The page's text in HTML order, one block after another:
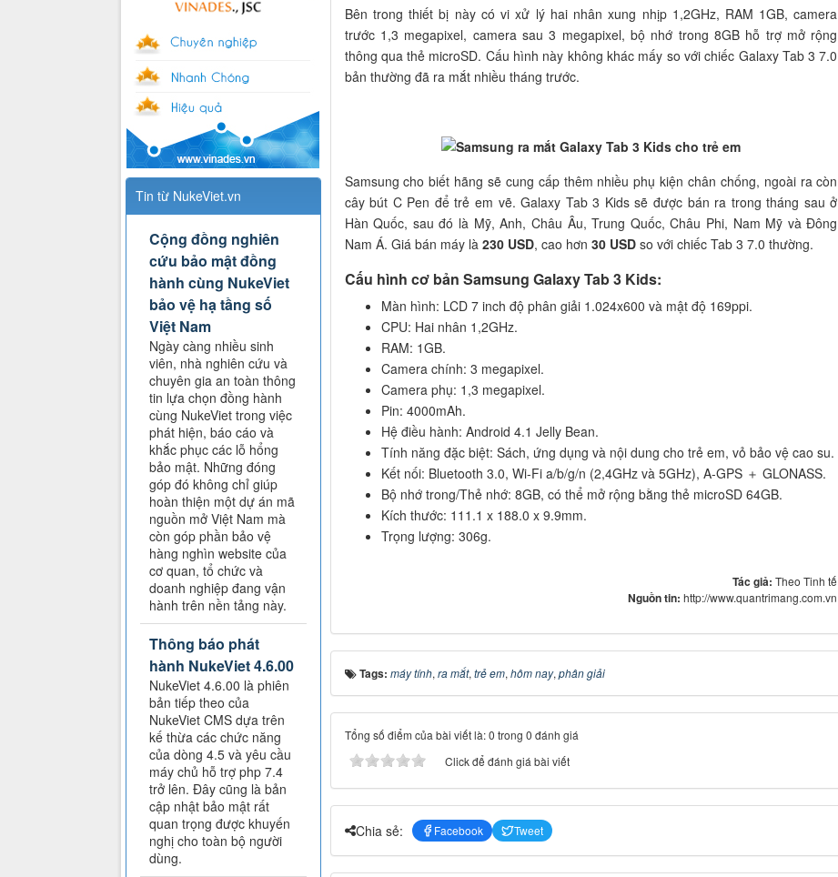
Bên trong thiết bị này có vi xử lý hai nhân xung nhịp 1,2GHz, RAM 1GB, camera
trước 1,3 megapixel, camera sau 3 megapixel, bộ nhớ trong 8GB hỗ trợ mở rộng
thông qua thẻ microSD. Cấu hình này không khác mấy so với chiếc Galaxy Tab 3 7.0
bản thường đã ra mắt nhiều tháng trước.
Samsung cho biết hãng sẽ cung cấp thêm nhiều phụ kiện chân chống, ngoài ra còn
cây bút C Pen để trẻ em vẽ. Galaxy Tab 3 Kids sẽ được bán ra trong tháng sau ở
Hàn Quốc, sau đó là Mỹ, Anh, Châu Âu, Trung Quốc, Châu Phi, Nam Mỹ và Đông
Nam Á. Giá bán máy là 230 USD, cao hơn 30 USDso với chiếc Tab 3 7.0 thường.
Cấu hình cơ bản Samsung Galaxy Tab 3 Kids:
Màn hình: LCD 7 inch độ phân giải 1.024x600 và mật độ 169ppi.
CPU: Hai nhân 1,2GHz.
RAM: 1GB.
Camera chính: 3 megapixel.
Camera phụ: 1,3 megapixel.
Pin: 4000mAh.
Hệ điều hành: Android 4.1 Jelly Bean.
Tính năng đặc biệt: Sách, ứng dụng và nội dung cho trẻ em, vỏ bảo vệ cao su.
Kết nối: Bluetooth 3.0, Wi-Fi a/b/g/n (2,4GHz và 5GHz), A-GPS ＋ GLONASS.
Bộ nhớ trong/Thẻ nhớ: 8GB, có thể mở rộng bằng thẻ microSD 64GB.
Kích thước: 111.1 x 188.0 x 9.9mm.
Trọng lượng: 306g.
Tác giả:Theo Tinh tế
Nguồn tin:http://www.quantrimang.com.vn
Tags: máy tính, ra mắt, trẻ em, hôm nay, phân giải
Tổng số điểm của bài viết là: 0 trong 0 đánh giá
Click để đánh giá bài viết
Chia sẻ: Facebook Tweet
Tin từ NukeViet.vn
Cộng đồng nghiên
cứu bảo mật đồng
hành cùng NukeViet
bảo vệ hạ tầng số
Việt Nam
Ngày càng nhiều sinh
viên, nhà nghiên cứu và
chuyên gia an toàn thông
tin lựa chọn đồng hành
cùng NukeViet trong việc
phát hiện, báo cáo và
khắc phục các lỗ hổng
bảo mật. Những đóng
góp đó không chỉ giúp
hoàn thiện một dự án mã
nguồn mở Việt Nam mà
còn góp phần bảo vệ
hàng nghìn website của
cơ quan, tổ chức và
doanh nghiệp đang vận
hành trên nền tảng này.
Thông báo phát
hành NukeViet 4.6.00
NukeViet 4.6.00 là phiên
bản tiếp theo của
NukeViet CMS dựa trên
kế thừa các chức năng
của dòng 4.5 và yêu cầu
máy chủ hỗ trợ php 7.4
trở lên. Đây cũng là bản
cập nhật bảo mật rất
quan trọng được khuyến
nghị cho toàn bộ người
dùng.